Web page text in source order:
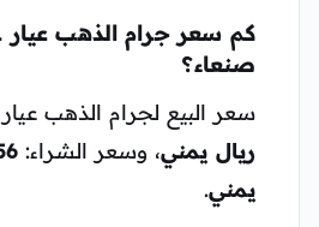
صنعاء؟
سعر البيع لجرام الذهب عيار 21 هو:
ريال يمني، وسعر الشراء:
يمني.